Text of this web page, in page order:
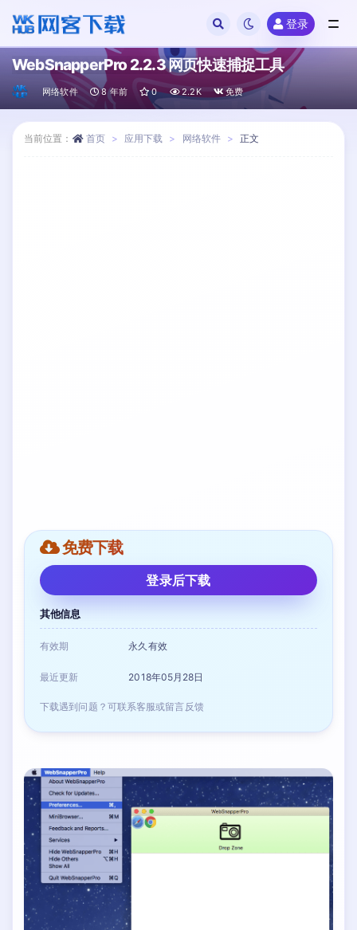
登录
WebSnapperPro 2.2.3 网页快速捕捉工具
网络软件 8 年前 0 2.2K 免费
当前位置： 首页 应用下载 网络软件 正文
免费下载
登录后下载
其他信息
有效期 永久有效
最近更新 2018年05月28日
下载遇到问题？可联系客服或留言反馈
全部